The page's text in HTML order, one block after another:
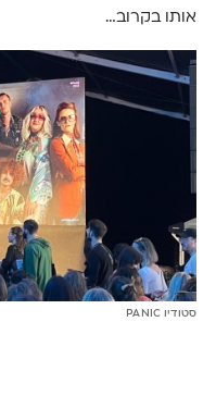
אותו בקרוב…
סטודיו PANIC